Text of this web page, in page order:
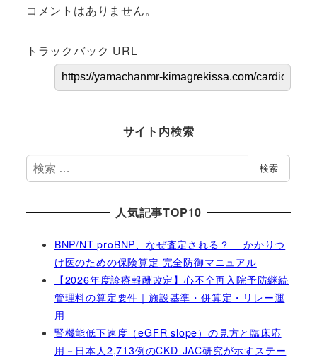
コメントはありません。
トラックバック URL
サイト内検索
検
索
検索
人気記事TOP10
BNP/NT-proBNP、なぜ査定される？― かかりつ
け医のための保険算定 完全防御マニュアル
【2026年度診療報酬改定】心不全再入院予防継続
管理料の算定要件｜施設基準・併算定・リレー運
用
腎機能低下速度（eGFR slope）の見方と臨床応
用－日本人2,713例のCKD-JAC研究が示すステー